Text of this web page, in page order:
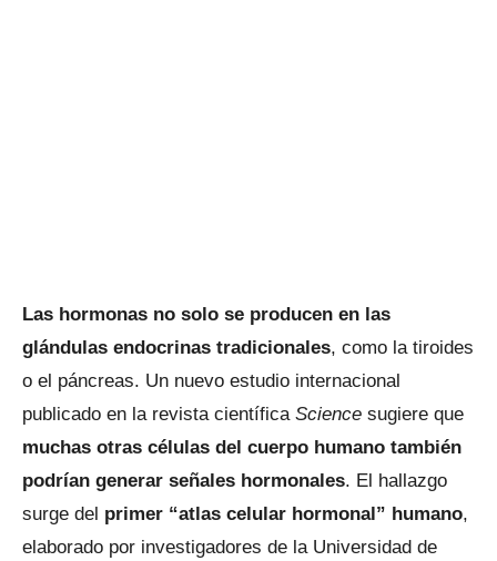
Las hormonas no solo se producen en las
glándulas endocrinas tradicionales, como la tiroides
o el páncreas. Un nuevo estudio internacional
publicado en la revista científica Science sugiere que
muchas otras células del cuerpo humano también
podrían generar señales hormonales. El hallazgo
surge del primer “atlas celular hormonal” humano,
elaborado por investigadores de la Universidad de